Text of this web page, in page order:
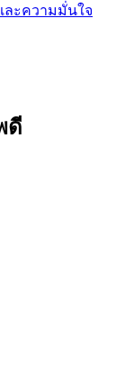
ละความมั่นใจ
ดี